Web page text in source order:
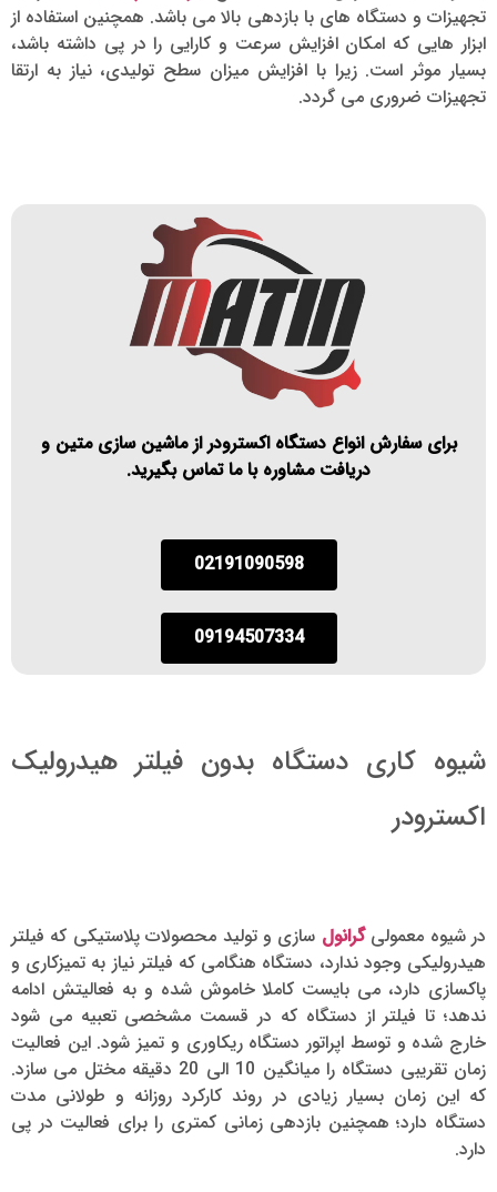
تجهیزات و دستگاه های با بازدهی بالا می باشد. همچنین استفاده از
ابزار هایی که امکان افزایش سرعت و کارایی را در پی داشته باشد،
بسیار موثر است. زیرا با افزایش میزان سطح تولیدی، نیاز به ارتقا
تجهیزات ضروری می گردد.
برای سفارش انواع دستگاه اکسترودر از ماشین سازی متین و
دریافت مشاوره با ما تماس بگیرید.
02191090598
09194507334
شیوه کاری دستگاه بدون فیلتر هیدرولیک
اکسترودر
در شیوه معمولیگرانول سازی و تولید محصولات پلاستیکی که فیلتر
هیدرولیکی وجود ندارد، دستگاه هنگامی که فیلتر نیاز به تمیزکاری و
پاکسازی دارد، می بایست کاملا خاموش شده و به فعالیتش ادامه
ندهد؛ تا فیلتر از دستگاه که در قسمت مشخصی تعبیه می شود
خارج شده و توسط اپراتور دستگاه ریکاوری و تمیز شود. این فعالیت
زمان تقریبی دستگاه را میانگین 10 الی 20 دقیقه مختل می سازد.
که این زمان بسیار زیادی در روند کارکرد روزانه و طولانی مدت
دستگاه دارد؛ همچنین بازدهی زمانی کمتری را برای فعالیت در پی
دارد.